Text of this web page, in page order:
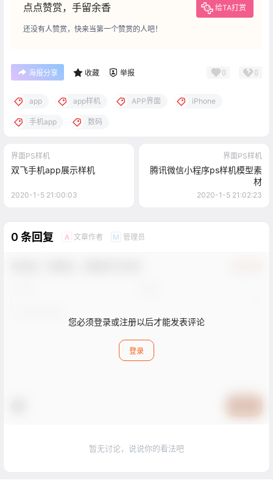
点点赞赏，手留余香 给TA打赏
还没有人赞赏，快来当第一个赞赏的人吧！
海报分享 收藏 举报 0 0
app app样机 APP界面 iPhone
手机app 数码
界面PS样机
双飞手机app展示样机
2020-1-5 21:00:03
界面PS样机
腾讯微信小程序ps样机模型素
材
2020-1-5 21:02:23
0 条回复 A 文章作者 M 管理员
您必须登录或注册以后才能发表评论
登录
暂无讨论，说说你的看法吧